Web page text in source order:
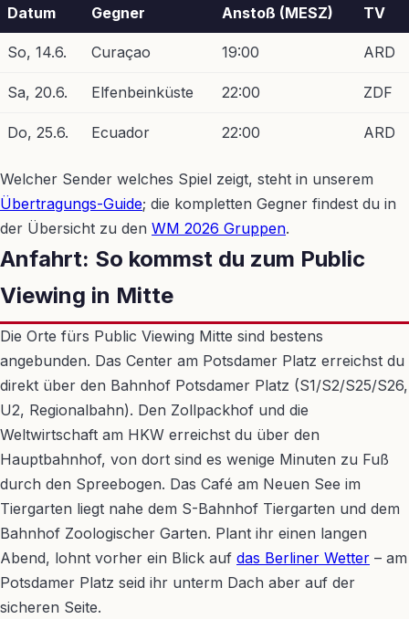
Datum Gegner Anstoß (MESZ) TV
So, 14.6. Curaçao 19:00 ARD
Sa, 20.6. Elfenbeinküste 22:00 ZDF
Do, 25.6. Ecuador 22:00 ARD
Welcher Sender welches Spiel zeigt, steht in unserem
Übertragungs-Guide; die kompletten Gegner findest du in
der Übersicht zu den WM 2026 Gruppen.
Anfahrt: So kommst du zum Public
Viewing in Mitte
Die Orte fürs Public Viewing Mitte sind bestens
angebunden. Das Center am Potsdamer Platz erreichst du
direkt über den Bahnhof Potsdamer Platz (S1/S2/S25/S26,
U2, Regionalbahn). Den Zollpackhof und die
Weltwirtschaft am HKW erreichst du über den
Hauptbahnhof, von dort sind es wenige Minuten zu Fuß
durch den Spreebogen. Das Café am Neuen See im
Tiergarten liegt nahe dem S-Bahnhof Tiergarten und dem
Bahnhof Zoologischer Garten. Plant ihr einen langen
Abend, lohnt vorher ein Blick auf das Berliner Wetter – am
Potsdamer Platz seid ihr unterm Dach aber auf der
sicheren Seite.